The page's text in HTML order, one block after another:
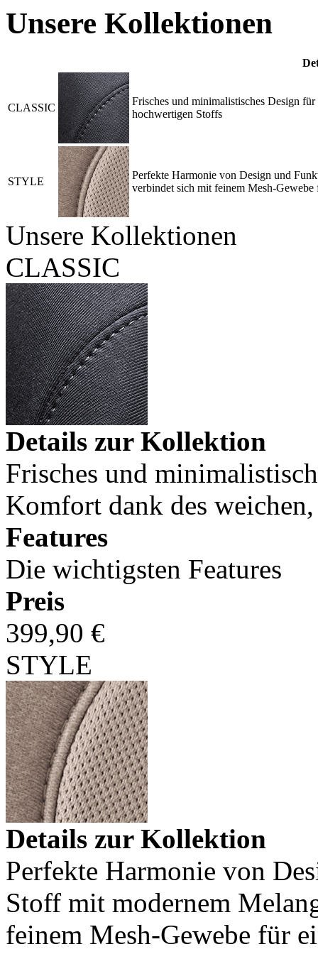
Unsere Kollektionen
CLASSIC
Frisches und minimalistisches Design
hochwertigen Stoffs
STYLE
Perfekte Harmonie von Design und
verbindet sich mit feinem Mesh-
Unsere Kollektionen
CLASSIC
Details zur Kollektion
Frisches und
Komfort dank des
Features
Die wichtigsten Features
Preis
399,90 €
STYLE
Details zur Kollektion
Perfekte Harmonie von
Stoff mit modernem
feinem Mesh-Gewebe für